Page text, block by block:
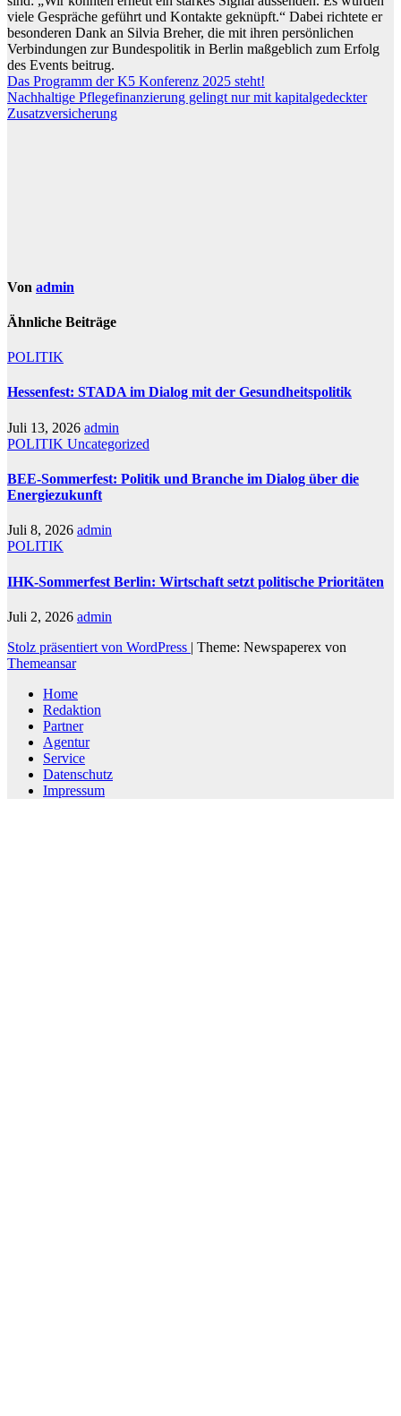
viele Gespräche geführt und Kontakte geknüpft.“ Dabei richtete er
besonderen Dank an Silvia Breher, die mit ihren persönlichen
Verbindungen zur Bundespolitik in Berlin maßgeblich zum Erfolg
des Events beitrug.
Beitragsnavigation
Das Programm der K5 Konferenz 2025 steht!
Nachhaltige Pflegefinanzierung gelingt nur mit kapitalgedeckter
Zusatzversicherung
Von admin
Ähnliche Beiträge
POLITIK
Hessenfest: STADA im Dialog mit der Gesundheitspolitik
Juli 13, 2026 admin
POLITIK Uncategorized
BEE-Sommerfest: Politik und Branche im Dialog über die
Energiezukunft
Juli 8, 2026 admin
POLITIK
IHK-Sommerfest Berlin: Wirtschaft setzt politische Prioritäten
Juli 2, 2026 admin
Stolz präsentiert von WordPress | Theme: Newspaperex von
Themeansar
Home
Redaktion
Partner
Agentur
Service
Datenschutz
Impressum